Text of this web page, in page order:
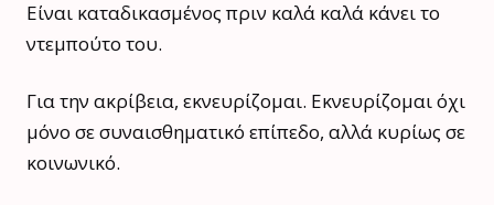
Είναι καταδικασμένος πριν καλά καλά κάνει το
ντεμπούτο του.
Για την ακρίβεια, εκνευρίζομαι. Εκνευρίζομαι όχι
μόνο σε συναισθηματικό επίπεδο, αλλά κυρίως σε
κοινωνικό.